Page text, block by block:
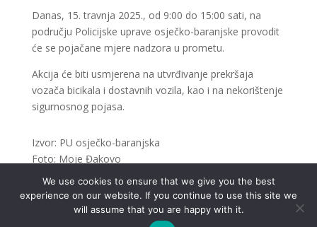
Danas, 15. travnja 2025., od 9:00 do 15:00 sati, na
području Policijske uprave osječko-baranjske provodit
će se pojačane mjere nadzora u prometu.
Akcija će biti usmjerena na utvrđivanje prekršaja
vozača bicikala i dostavnih vozila, kao i na nekorištenje
sigurnosnog pojasa.
Izvor: PU osječko-baranjska
Foto: Moje Đakovo
We use cookies to ensure that we give you the best
experience on our website. If you continue to use this site we
will assume that you are happy with it.